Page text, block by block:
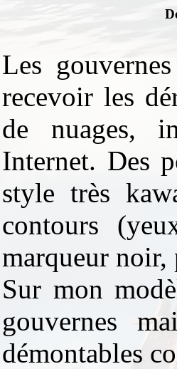
Les
recevoir les
de nuages,
Internet. Des
style très
contours
marqueur noir,
Sur mon
gouvernes
démontables